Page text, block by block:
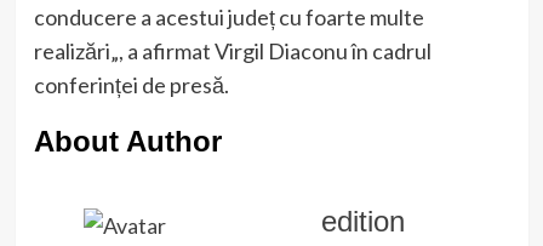
conducere a acestui județ cu foarte multe
realizări„, a afirmat Virgil Diaconu în cadrul
conferinței de presă.
About Author
edition